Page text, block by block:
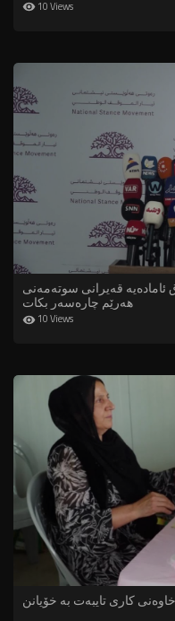
10 Views
قەیرانی سوتەمەنی
هەرێم چارەسەر بکات
10 Views
كارى تایبه‌ت به‌ خۆیانن